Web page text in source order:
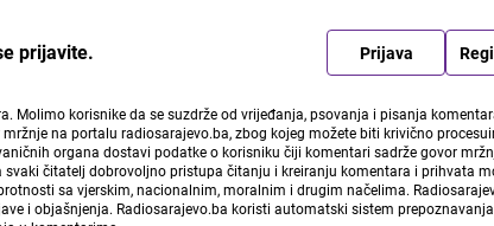
prijavite. Prijava
Molimo korisnike da se suzdrže od vrijeđanja, psovanja i pisanja
na portalu radiosarajevo.ba, zbog kojeg možete biti krivično
organa dostavi podatke o korisniku čiji komentari sadrže govor
čitatelj dobrovoljno pristupa čitanju i kreiranju komentara i prihvata
sa vjerskim, nacionalnim, moralnim i drugim načelima.
i objašnjenja. Radiosarajevo.ba koristi automatski sistem